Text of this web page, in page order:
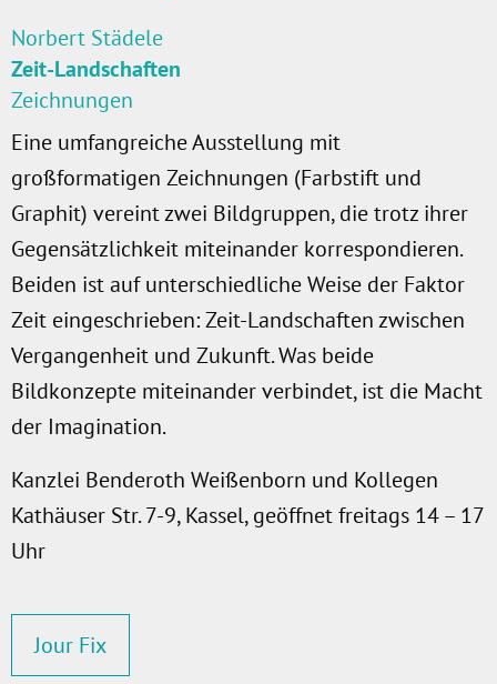
Norbert Städele
Zeit-Landschaften
Zeichnungen
Eine umfangreiche Ausstellung mit
großformatigen Zeichnungen (Farbstift und
Graphit) vereint zwei Bildgruppen, die trotz ihrer
Gegensätzlichkeit miteinander korrespondieren.
Beiden ist auf unterschiedliche Weise der Faktor
Zeit eingeschrieben: Zeit-Landschaften zwischen
Vergangenheit und Zukunft. Was beide
Bildkonzepte miteinander verbindet, ist die Macht
der Imagination.
Kanzlei Benderoth Weißenborn und Kollegen
Kathäuser Str. 7-9, Kassel, geöffnet freitags 14 – 17
Uhr
Jour Fix